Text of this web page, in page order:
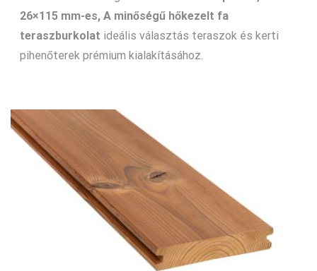
26×115 mm-es, A minőségű hőkezelt fa
teraszburkolat ideális választás teraszok és kerti
pihenőterek prémium kialakításához.